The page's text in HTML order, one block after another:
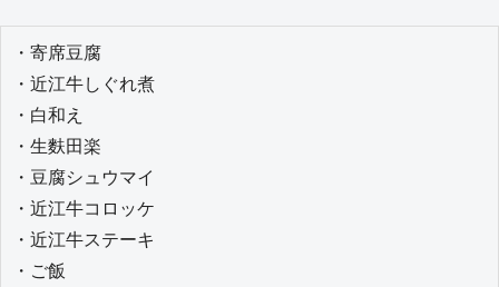
・寄席豆腐
・近江牛しぐれ煮
・白和え
・生麩田楽
・豆腐シュウマイ
・近江牛コロッケ
・近江牛ステーキ
・ご飯